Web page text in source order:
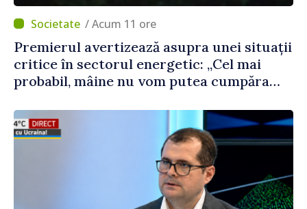
/ Acum 11 ore
Premierul avertizează asupra unei situații
critice în sectorul energetic: „Cel mai
probabil, mâine nu vom putea cumpăra